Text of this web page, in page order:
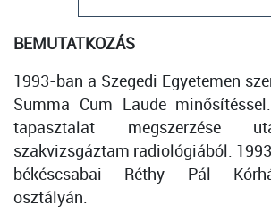
BEMUTATKOZÁS
1993-ban a Szegedi Egyetemen
Summa Cum Laude
tapasztalat megszerzése
szakvizsgáztam radiológiából.
békéscsabai Réthy Pál
osztályán.